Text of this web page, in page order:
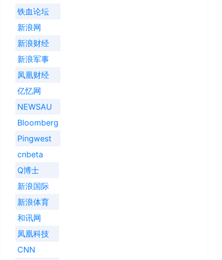
铁血论坛
新浪网
新浪财经
新浪军事
凤凰财经
亿忆网
NEWSAU
Bloomberg
Pingwest
cnbeta
Q博士
新浪国际
新浪体育
和讯网
凤凰科技
CNN